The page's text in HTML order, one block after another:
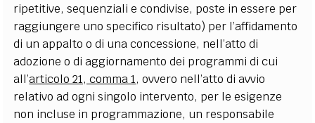
ripetitive, sequenziali e condivise, poste in essere per
raggiungere uno specifico risultato) per l’affidamento
di un appalto o di una concessione, nell’atto di
adozione o di aggiornamento dei programmi di cui
all’articolo 21, comma 1, ovvero nell’atto di avvio
relativo ad ogni singolo intervento, per le esigenze
non incluse in programmazione, un responsabile